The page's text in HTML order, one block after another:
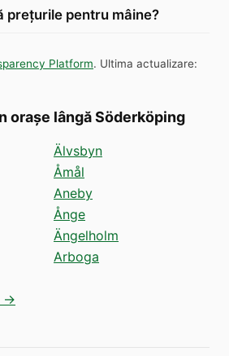
prețurile pentru mâine?
Platform. Ultima actualizare:
orașe lângă Söderköping
Älvsbyn
Åmål
Aneby
Ånge
Ängelholm
Arboga
→